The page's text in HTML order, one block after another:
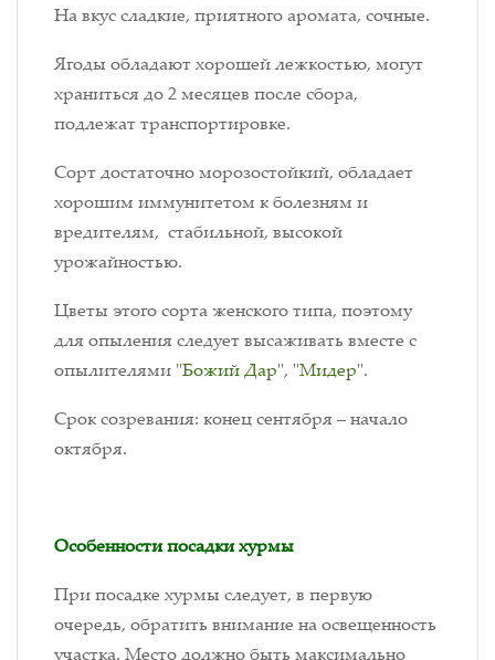
На вкус сладкие, приятного аромата, сочные.
Ягоды обладают хорошей лежкостью, могут
храниться до 2 месяцев после сбора,
подлежат транспортировке.
Сорт достаточно морозостойкий, обладает
хорошим иммунитетом к болезням и
вредителям, стабильной, высокой
урожайностью.
Цветы этого сорта женского типа, поэтому
для опыления следует высаживать вместе с
опылителями "Божий Дар", "Мидер".
Срок созревания: конец сентября – начало
октября.
Особенности посадки хурмы
При посадке хурмы следует, в первую
очередь, обратить внимание на освещенность
участка. Место должно быть максимально